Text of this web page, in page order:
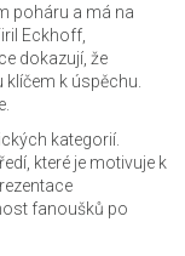
poháru a má na
Eckhoff,
dokazují, že
k úspěchu.
kategorií.
které je motivuje k
fanoušků po